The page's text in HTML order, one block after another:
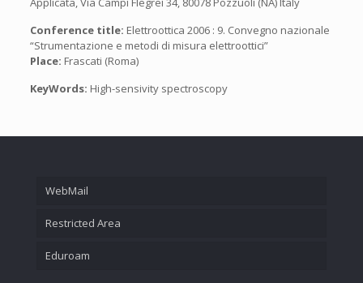
Conference title: Elettroottica 2006 : 9. Convegno nazionale
“Strumentazione e metodi di misura elettroottici”
Place: Frascati (Roma)
KeyWords: High-sensivity spectroscopy
WebMail
Restricted Area
Eduroam